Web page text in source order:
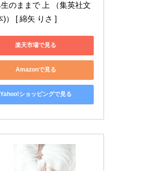
のままで 上 （集英社文
)） [ 綿矢 りさ ]
楽天市場で見る
Amazonで見る
Yahoo!ショッピングで見る